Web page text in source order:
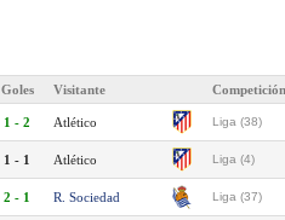
Goles Visitante Competición
1 - 2 Atlético Liga (38)
1 - 1 Atlético Liga (4)
2 - 1 R. Sociedad Liga (37)